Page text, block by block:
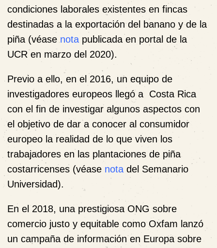
condiciones laborales existentes en fincas
destinadas a la exportación del banano y de la
piña (véase nota publicada en portal de la
UCR en marzo del 2020).
Previo a ello, en el 2016, un equipo de
investigadores europeos llegó a Costa Rica
con el fin de investigar algunos aspectos con
el objetivo de dar a conocer al consumidor
europeo la realidad de lo que viven los
trabajadores en las plantaciones de piña
costarricenses (véase nota del Semanario
Universidad).
En el 2018, una prestigiosa ONG sobre
comercio justo y equitable como Oxfam lanzó
un campaña de información en Europa sobre